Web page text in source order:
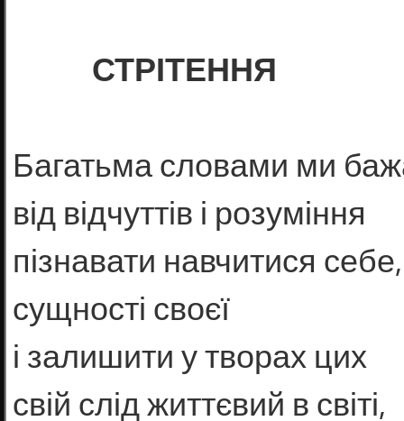
СТРІТЕННЯ
Багатьма словами ми
від відчуттів і розуміння
пізнавати навчитися себе,
сущності своєї
і залишити у творах цих
свій слід життєвий в світі,